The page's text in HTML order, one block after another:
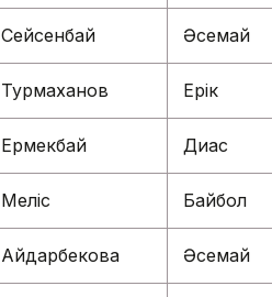
Сейсенбай Әсемай
Турмаханов Ерік
Ермекбай Диас
Меліс Байбол
Айдарбекова Әсемай